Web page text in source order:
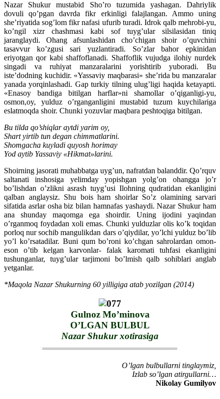
Nazar Shukur mustabid Sho’ro tuzumida yashagan. Dahriylik
dovuli qo’pgan davrda fikr erkinligi falajlangan. Ammo uning
she’riyatida sog’lom fikr nafasi ufurib turadi. Idrok qalb mehrobi-yu,
ko’ngil xizr chashmasi kabi sof tuyg’ular silsilasidan tiniq
jaranglaydi. Ohang afsunlashidan cho’chigan shoir o’quvchini
tasavvur ko’zgusi sari yuzlantiradi. So’zlar bahor epkinidan
eriyotgan qor kabi shaffoflanadi. Shaffoflik vujudga ilohiy nurdek
singadi va ruhiyat manzaralarini yorishtirib yuboradi. Bu
iste’dodning kuchidir. «Yassaviy maqbarasi» she’rida bu manzaralar
yanada yorqinlashadi. Gap turkiy tilning ulug’ligi haqida ketayapti.
«Enasoy bandiga bitilgan harflar»ni shamollar o’qiganligi-yu,
osmon,oy, yulduz o’rganganligini mustabid tuzum kuychilariga
eslatmoqda shoir. Chunki yozuvlar maqbara peshtoqiga bitilgan.
Bu tilda qo’shiqlar aytdi yarim oy,
Shart yirtib tun degan chimmatlarini.
Shomgacha kuyladi quyosh horimay
Yod aytib Yassaviy «Hikmat»larini.
Shoirning jasorati muhabbatga uyg’un, nafratdan balanddir. Qo’rquv
saltanati inshosiga yelimday yopishgan yolg’on ohangga jo’r
bo’lishdan o’zlikni asrash tuyg’usi Ilohning qudratidan ekanligini
qalban anglaysiz. Shu bois ham shoirlar So’z olamining sarvari
sifatida asrlar osha biz bilan hamnafas yashaydi. Nazar Shukur ham
ana shunday maqomga ega shoirdir. Uning ijodini yaqindan
o’rganmoq foydadan xoli emas. Chunki yulduzlar olis ko’k toqidan
porloq nur sochib mangulikdan dars o’qiydilar, yo’lchi yulduz bo’lib
yo’l ko’rsatadilar. Buni qum bo’roni ko’chgan sahrolardan omon-
eson o’tib kelgan karvonlar- falak karomati tuhfasi ekanligini
tushunganlar, tuyg’ular tarjimoni bo’lmish qalb sohiblari anglab
yetganlar.
*Maqola Nazar Shukurning 60 yilligiga atab yozilgan (2014)
Gulnoz Mo’minova
O’LGAN BULBUL
Nazar Shukur xotirasiga
O’lgan bulbullarni tinglaymiz,
Izlab so’lgan atirgullarni…
Nikolay Gumilyov